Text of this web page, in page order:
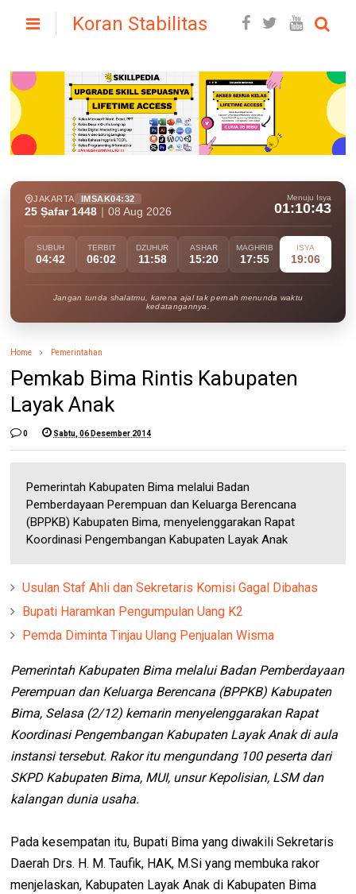
Koran Stabilitas
JAKARTA IMSAK04:32
25 Ṣafar 1448 08 Aug 2026
Menuju Isya
01:10:41
SUBUH
04:42
TERBIT
06:02
DZUHUR
11:58
ASHAR
15:20
MAGHRIB
17:55
ISYA
19:06
Jangan tunda shalatmu, karena ajal tak pernah menunda waktu
kedatangannya.
Home Pemerintahan
Pemkab Bima Rintis Kabupaten
Layak Anak
0 Sabtu, 06 Desember 2014
Pemerintah Kabupaten Bima melalui Badan
Pemberdayaan Perempuan dan Keluarga Berencana
(BPPKB) Kabupaten Bima, menyelenggarakan Rapat
Koordinasi Pengembangan Kabupaten Layak Anak
Usulan Staf Ahli dan Sekretaris Komisi Gagal Dibahas
Bupati Haramkan Pengumpulan Uang K2
Pemda Diminta Tinjau Ulang Penjualan Wisma
Pemerintah Kabupaten Bima melalui Badan Pemberdayaan
Perempuan dan Keluarga Berencana (BPPKB) Kabupaten
Bima, Selasa (2/12) kemarin menyelenggarakan Rapat
Koordinasi Pengembangan Kabupaten Layak Anak di aula
instansi tersebut. Rakor itu mengundang 100 peserta dari
SKPD Kabupaten Bima, MUI, unsur Kepolisian, LSM dan
kalangan dunia usaha.
Pada kesempatan itu, Bupati Bima yang diwakili Sekretaris
Daerah Drs. H. M. Taufik, HAK, M.Si yang membuka rakor
menjelaskan, Kabupaten Layak Anak di Kabupaten Bima